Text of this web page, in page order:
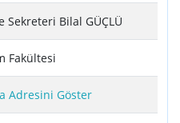
Sekreteri Bilal GÜÇLÜ
Fakültesi
Adresini Göster